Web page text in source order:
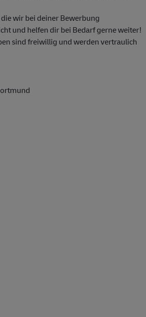
wir bei deiner Bewerbung
und helfen dir bei Bedarf gerne weiter!
sind freiwillig und werden vertraulich